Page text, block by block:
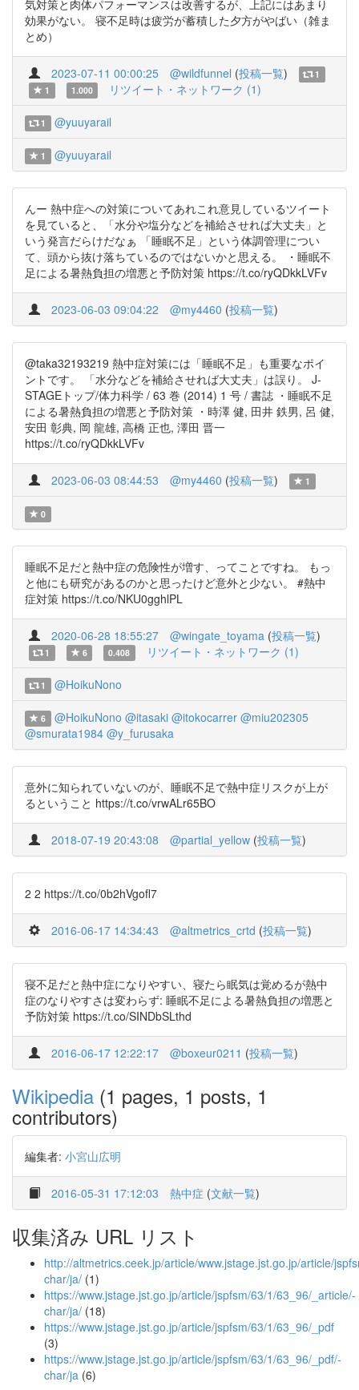
気対策と肉体パフォーマンスは改善するが、上記にはあまり
効果がない。 寝不足時は疲労が蓄積した夕方がやばい（雑ま
とめ）
2023-07-11 00:00:25 @wildfunnel (投稿一覧)
1
1
1.000 リツイート・ネットワーク (1)
1 @yuuyarail
1 @yuuyarail
んー 熱中症への対策についてあれこれ意見しているツイート
を見ていると、「水分や塩分などを補給させれば大丈夫」と
いう発言だらけだなぁ 「睡眠不足」という体調管理につい
て、頭から抜け落ちているのではないかと思える。 ・睡眠不
足による暑熱負担の増悪と予防対策 https://t.co/ryQDkkLVFv
2023-06-03 09:04:22 @my4460 (投稿一覧)
@taka32193219 熱中症対策には「睡眠不足」も重要なポイ
ントです。 「水分などを補給させれば大丈夫」は誤り。 J-
STAGEトップ/体力科学 / 63 巻 (2014) 1 号 / 書誌 ・睡眠不足
による暑熱負担の増悪と予防対策 ・時澤 健, 田井 鉄男, 呂 健,
安田 彰典, 岡 龍雄, 高橋 正也, 澤田 晋一
https://t.co/ryQDkkLVFv
2023-06-03 08:44:53 @my4460 (投稿一覧) 1
0
睡眠不足だと熱中症の危険性が増す、ってことですね。 もっ
と他にも研究があるのかと思ったけど意外と少ない。 #熱中
症対策 https://t.co/NKU0gghlPL
2020-06-28 18:55:27 @wingate_toyama (投稿一覧)
1 6 0.408 リツイート・ネットワーク (1)
1 @HoikuNono
6 @HoikuNono @itasaki @itokocarrer @miu202305
@smurata1984 @y_furusaka
意外に知られていないのが、睡眠不足で熱中症リスクが上が
るということ https://t.co/vrwALr65BO
2018-07-19 20:43:08 @partial_yellow (投稿一覧)
2 2 https://t.co/0b2hVgofl7
2016-06-17 14:34:43 @altmetrics_crtd (投稿一覧)
寝不足だと熱中症になりやすい、寝たら眠気は覚めるが熱中
症のなりやすさは変わらず: 睡眠不足による暑熱負担の増悪と
予防対策 https://t.co/SINDbSLthd
2016-06-17 12:22:17 @boxeur0211 (投稿一覧)
Wikipedia (1 pages, 1 posts, 1
contributors)
編集者: 小宮山広明
2016-05-31 17:12:03 熱中症 (文献一覧)
収集済み URL リスト
http://altmetrics.ceek.jp/article/www.jstage.jst.go.jp/article/
char/ja/ (1)
https://www.jstage.jst.go.jp/article/jspfsm/63/1/63_96/_article/-
char/ja/ (18)
https://www.jstage.jst.go.jp/article/jspfsm/63/1/63_96/_pdf
(3)
https://www.jstage.jst.go.jp/article/jspfsm/63/1/63_96/_pdf/-
char/ja (6)